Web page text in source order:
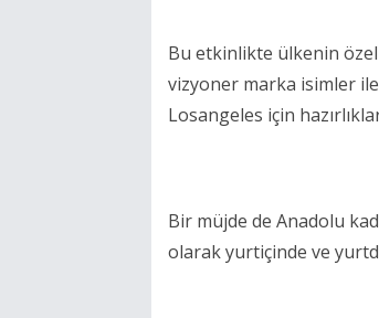
Bu etkinlikte ülkenin
vizyoner marka isimler
Losangeles için
Bir müjde de Anadolu
olarak yurtiçinde ve